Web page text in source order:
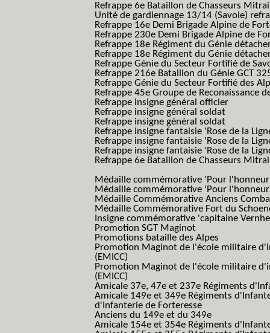
Refrappe 6e Bataillon de Chasseurs
Unité de gardiennage 13/14 (Savoie)
Refrappe 16e Demi Brigade Alpine de
Refrappe 230e Demi Brigade Alpine de
Refrappe 18e Régiment du Génie
Refrappe 18e Régiment du Génie
Refrappe Génie du Secteur Fortifié de
Refrappe 216e Bataillon du Génie GCT
Refrappe Génie du Secteur Fortifié des
Refrappe 45e Groupe de Reconaissance
Refrappe insigne général officier
Refrappe insigne général soldat
Refrappe insigne général soldat
Refrappe insigne fantaisie 'Rose de la
Refrappe insigne fantaisie 'Rose de la
Refrappe insigne fantaisie 'Rose de la
Refrappe 6e Bataillon de Chasseurs
Médaille commémorative 'Pour
Médaille commémorative 'Pour
Médaille Commémorative Anciens
Médaille Commémorative Fort du
Insigne commémorative 'capitaine
Promotion SGT Maginot
Promotions bataille des Alpes
Promotion Maginot de l'école militaire
(EMICC)
Promotion Maginot de l'école militaire
(EMICC)
Amicale 37e, 47e et 237e Régiments
Amicale 149e et 349e Régiments
d'Infanterie de Forteresse
Anciens du 149e et du 349e
Amicale 154e et 354e Régiments